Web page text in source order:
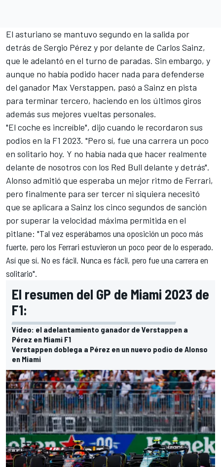
El asturiano se mantuvo segundo en la salida por
detrás de Sergio Pérez y por delante de Carlos Sainz,
que le adelantó en el turno de paradas. Sin embargo, y
aunque no había podido hacer nada para defenderse
del ganador Max Verstappen, pasó a Sainz en pista
para terminar tercero, haciendo en los últimos giros
además sus mejores vueltas personales.
"El coche es increíble", dijo cuando le recordaron sus
podios en la F1 2023. "Pero sí, fue una carrera un poco
en solitario hoy. Y no había nada que hacer realmente
delante de nosotros con los Red Bull delante y detrás".
Alonso admitió que esperaba un mejor ritmo de Ferrari,
pero finalmente para ser tercer ni siquiera necesitó
que se aplicara a Sainz los cinco segundos de sanción
por superar la velocidad máxima permitida en el
pitlane: "Tal vez esperábamos una oposición un poco más
fuerte, pero los Ferrari estuvieron un poco peor de lo esperado.
Así que sí. No es fácil. Nunca es fácil, pero fue una carrera en
solitario".
El resumen del GP de Miami 2023 de
F1:
Vídeo: el adelantamiento ganador de Verstappen a
Pérez en Miami F1
Verstappen doblega a Pérez en un nuevo podio de Alonso
en Miami